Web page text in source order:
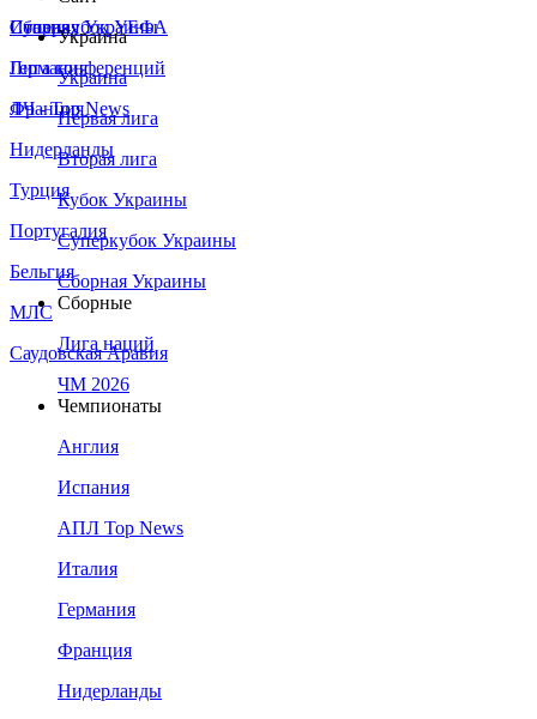
Сборная Украины
Италия
Германия
Франция
Нидерланды
Турция
Португалия
Бельгия
МЛС
Саудовская Аравия
Суперкубок УЕФА
Лига конференций
ЛЧ - Top News
Украина
Украина
Первая лига
Вторая лига
Кубок Украины
Суперкубок Украины
Сборная Украины
Сборные
Лига наций
ЧМ 2026
Чемпионаты
Англия
Испания
АПЛ Top News
Италия
Германия
Франция
Нидерланды